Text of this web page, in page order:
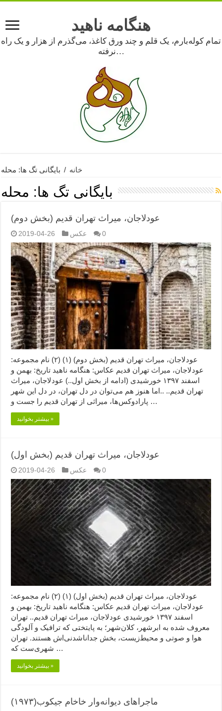
هنگامه ناهید
تمام کوله‌بارم، یک قلم و چند ورق کاغذ، می‌گذرم از هزار و یک راه
نرفته…
خانه / بایگانی تگ ها: محله
بایگانی تگ ها: محله
عودلاجان، میراث تهران قدیم (بخش دوم)
2019-04-26 عکس 0
عودلاجان، میراث تهران قدیم (بخش دوم) (۱) (۲) نام مجموعه:
عودلاجان، میراث تهران قدیم عکاس: هنگامه ناهید تاریخ: بهمن و
اسفند ۱۳۹۷ خورشیدی (ادامه از بخش اول..) عودلاجان، میراث
تهران قدیم.. ..اما هنوز هم می‌توان در دل تهران، در دل این شهر
پارادوکس‌ها، میراثی از تهران قدیم را جست و …
بیشتر بخوانید »
عودلاجان، میراث تهران قدیم (بخش اول)
2019-04-26 عکس 0
عودلاجان، میراث تهران قدیم (بخش اول) (۱) (۲) نام مجموعه:
عودلاجان، میراث تهران قدیم عکاس: هنگامه ناهید تاریخ: بهمن و
اسفند ۱۳۹۷ خورشیدی عودلاجان، میراث تهران قدیم.. تهران
معروف شده به ابرشهر، کلان‌شهر؛ به پایتختی که ترافیک و آلودگی
هوا و صوتی و محیط‌زیست، بخش جداناشدنی‌اش هستند. تهران
شهری‌ست که …
بیشتر بخوانید »
ماجراهای دیوانه‌وار خاخام جیکوب(۱۹۷۳)